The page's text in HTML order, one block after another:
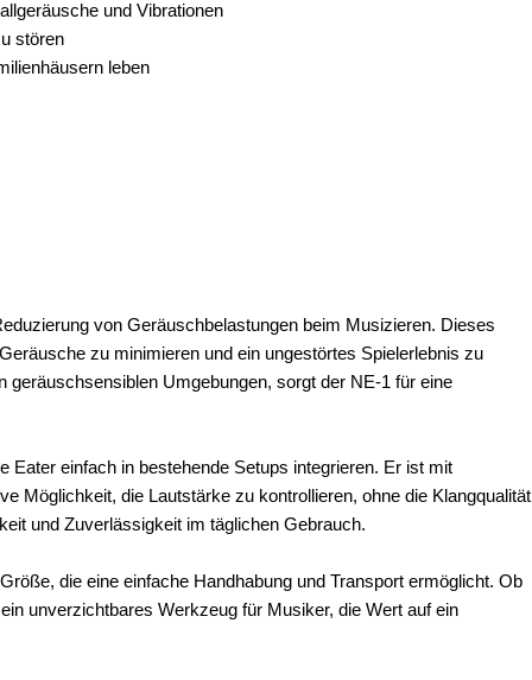
und Vibrationen
stören
leben
von Geräuschbelastungen beim Musizieren. Dieses
zu minimieren und ein ungestörtes Spielerlebnis zu
geräuschsensiblen Umgebungen, sorgt der NE-1 für eine
einfach in bestehende Setups integrieren. Er ist mit
Möglichkeit, die Lautstärke zu kontrollieren, ohne die Klangqualität
und Zuverlässigkeit im täglichen Gebrauch.
die eine einfache Handhabung und Transport ermöglicht. Ob
unverzichtbares Werkzeug für Musiker, die Wert auf ein